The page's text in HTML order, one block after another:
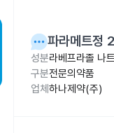
파라메트정
성분라베프라졸 나
구분전문의약품
업체 하나제약(주)